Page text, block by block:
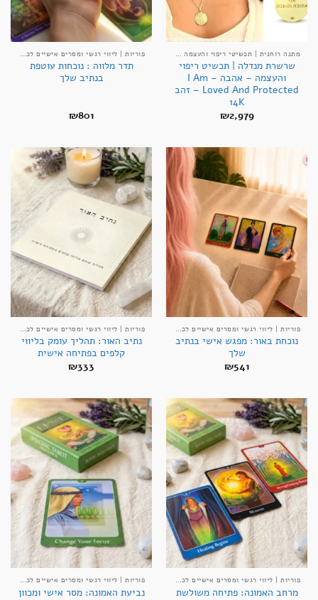
מתנה רוחנית | תכשיטי ריפוי והעצמה אנרגטיים
שרשרת מנדלה | תכשיט ריפוי
והעצמה – אהבה – I Am
Loved And Protected – זהב
14K
₪2,979
פוריות | ליווי רגשי ומסרים אישיים לכניסה להריון
תדר מלווה : נוכחות עוטפת
בנתיב שלך
₪801
פוריות | ליווי רגשי ומסרים אישיים לכניסה להריון
נוכחת באור: מפגש אישי בנתיב
שלך
₪541
פוריות | ליווי רגשי ומסרים אישיים לכניסה להריון
נתיב האור: תהליך עומק בליווי
קלפים בפתיחה אישית
₪333
פוריות | ליווי רגשי ומסרים אישיים לכניסה להריון
מרחב האמונה: פתיחה משולשת
פוריות | ליווי רגשי ומסרים אישיים לכניסה להריון
נביעת האמונה: מסר אישי ומכוון